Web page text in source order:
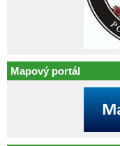
Mapový portál